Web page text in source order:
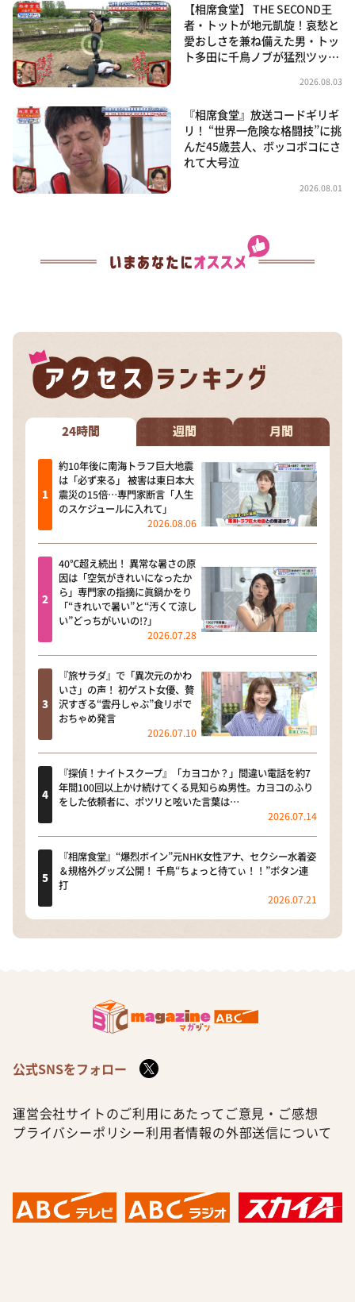
【相席食堂】 THE SECOND王
者・トットが地元凱旋！哀愁と
愛おしさを兼ね備えた男・トッ
ト多田に千鳥ノブが猛烈ツッ…
2026.08.03
『相席食堂』放送コードギリギ
リ！ “世界一危険な格闘技”に挑
んだ45歳芸人、ボッコボコにさ
れて大号泣
2026.08.01
24時間 週間 月間
約10年後に南海トラフ巨大地震
は「必ず来る」 被害は東日本大
震災の15倍…専門家断言「人生
のスケジュールに入れて」
2026.08.06
40℃超え続出！ 異常な暑さの原
因は「空気がきれいになったか
ら」専門家の指摘に眞鍋かをり
「“きれいで暑い”と“汚くて涼し
い”どっちがいいの!?」
2026.07.28
『旅サラダ』で「異次元のかわ
いさ」の声！ 初ゲスト女優、贅
沢すぎる“雲丹しゃぶ”食リポで
おちゃめ発言
2026.07.10
『探偵！ナイトスクープ』「カヨコか？」間違い電話を約7
年間100回以上かけ続けてくる見知らぬ男性。カヨコのふり
をした依頼者に、ポツリと呟いた言葉は…
2026.07.14
『相席食堂』“爆烈ボイン”元NHK女性アナ、セクシー水着姿
＆規格外グッズ公開！ 千鳥“ちょっと待てぃ！！”ボタン連
打
2026.07.21
公式SNSをフォロー
運営会社サイトのご利用にあたって ご意見・ご感想
プライバシーポリシー利用者情報の外部送信について